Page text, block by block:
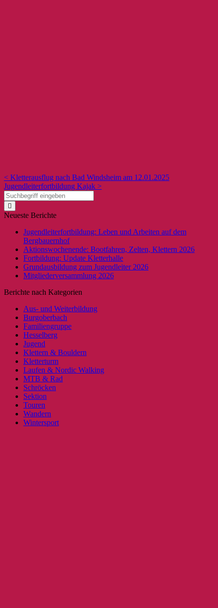
< Kletterausflug nach Bad Windsheim am 12.01.2025
Jugendleiterfortbildung Kajak >
Neueste Berichte
Jugendleiterfortbildung: Leben und Arbeiten auf dem
Bergbauernhof
Aktionswochenende: Bootfahren, Zelten, Klettern 2026
Fortbildung: Update Kletterhalle
Grundausbildung zum Jugendleiter 2026
Mitgliederversammlung 2026
Berichte nach Kategorien
Aus- und Weiterbildung
Burgoberbach
Familiengruppe
Hesselberg
Jugend
Klettern & Bouldern
Kletterturm
Laufen & Nordic Walking
MTB & Rad
Schröcken
Sektion
Touren
Wandern
Wintersport